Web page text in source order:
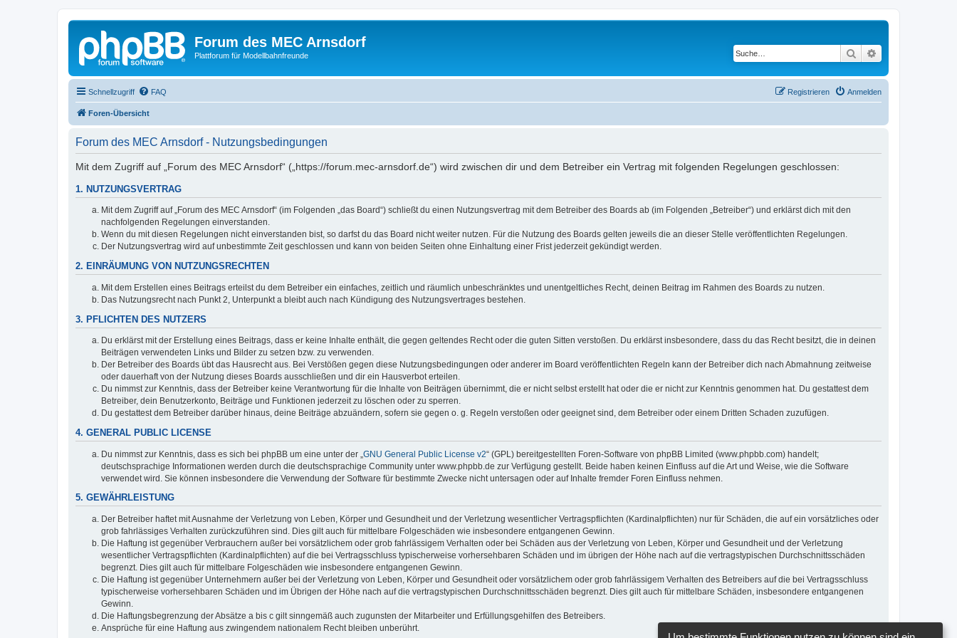
Forum des MEC Arnsdorf
Plattforum für Modellbahnfreunde Suche
Schnellzugriff FAQ Anmelden
Registrieren
Foren-Übersicht
Forum des MEC Arnsdorf - Nutzungsbedingungen
Mit dem Zugriff auf „Forum des MEC Arnsdorf“ („https://forum.mec-arnsdorf.de“) wird zwischen dir und dem Betreiber ein Vertrag mit folgenden Regelungen geschlossen:
1. NUTZUNGSVERTRAG
Mit dem Zugriff auf „Forum des MEC Arnsdorf“ (im Folgenden „das Board“) schließt du einen Nutzungsvertrag mit dem Betreiber des Boards ab (im Folgenden „Betreiber“) und erklärst dich mit den
nachfolgenden Regelungen einverstanden.
Wenn du mit diesen Regelungen nicht einverstanden bist, so darfst du das Board nicht weiter nutzen. Für die Nutzung des Boards gelten jeweils die an dieser Stelle veröffentlichten Regelungen.
Der Nutzungsvertrag wird auf unbestimmte Zeit geschlossen und kann von beiden Seiten ohne Einhaltung einer Frist jederzeit gekündigt werden.
2. EINRÄUMUNG VON NUTZUNGSRECHTEN
Mit dem Erstellen eines Beitrags erteilst du dem Betreiber ein einfaches, zeitlich und räumlich unbeschränktes und unentgeltliches Recht, deinen Beitrag im Rahmen des Boards zu nutzen.
Das Nutzungsrecht nach Punkt 2, Unterpunkt a bleibt auch nach Kündigung des Nutzungsvertrages bestehen.
3. PFLICHTEN DES NUTZERS
Du erklärst mit der Erstellung eines Beitrags, dass er keine Inhalte enthält, die gegen geltendes Recht oder die guten Sitten verstoßen. Du erklärst insbesondere, dass du das Recht besitzt, die in deinen
Beiträgen verwendeten Links und Bilder zu setzen bzw. zu verwenden.
Der Betreiber des Boards übt das Hausrecht aus. Bei Verstößen gegen diese Nutzungsbedingungen oder anderer im Board veröffentlichten Regeln kann der Betreiber dich nach Abmahnung zeitweise
oder dauerhaft von der Nutzung dieses Boards ausschließen und dir ein Hausverbot erteilen.
Du nimmst zur Kenntnis, dass der Betreiber keine Verantwortung für die Inhalte von Beiträgen übernimmt, die er nicht selbst erstellt hat oder die er nicht zur Kenntnis genommen hat. Du gestattest dem
Betreiber, dein Benutzerkonto, Beiträge und Funktionen jederzeit zu löschen oder zu sperren.
Du gestattest dem Betreiber darüber hinaus, deine Beiträge abzuändern, sofern sie gegen o. g. Regeln verstoßen oder geeignet sind, dem Betreiber oder einem Dritten Schaden zuzufügen.
4. GENERAL PUBLIC LICENSE
Du nimmst zur Kenntnis, dass es sich bei phpBB um eine unter der „ GNU General Public License v2“ (GPL) bereitgestellten Foren-Software von phpBB Limited (www.phpbb.com) handelt;
deutschsprachige Informationen werden durch die deutschsprachige Community unter www.phpbb.de zur Verfügung gestellt. Beide haben keinen Einfluss auf die Art und Weise, wie die Software
verwendet wird. Sie können insbesondere die Verwendung der Software für bestimmte Zwecke nicht untersagen oder auf Inhalte fremder Foren Einfluss nehmen.
5. GEWÄHRLEISTUNG
Der Betreiber haftet mit Ausnahme der Verletzung von Leben, Körper und Gesundheit und der Verletzung wesentlicher Vertragspflichten (Kardinalpflichten) nur für Schäden, die auf ein vorsätzliches oder
grob fahrlässiges Verhalten zurückzuführen sind. Dies gilt auch für mittelbare Folgeschäden wie insbesondere entgangenen Gewinn.
Die Haftung ist gegenüber Verbrauchern außer bei vorsätzlichem oder grob fahrlässigem Verhalten oder bei Schäden aus der Verletzung von Leben, Körper und Gesundheit und der Verletzung
wesentlicher Vertragspflichten (Kardinalpflichten) auf die bei Vertragsschluss typischerweise vorhersehbaren Schäden und im übrigen der Höhe nach auf die vertragstypischen Durchschnittsschäden
begrenzt. Dies gilt auch für mittelbare Folgeschäden wie insbesondere entgangenen Gewinn.
Die Haftung ist gegenüber Unternehmern außer bei der Verletzung von Leben, Körper und Gesundheit oder vorsätzlichem oder grob fahrlässigem Verhalten des Betreibers auf die bei Vertragsschluss
typischerweise vorhersehbaren Schäden und im Übrigen der Höhe nach auf die vertragstypischen Durchschnittsschäden begrenzt. Dies gilt auch für mittelbare Schäden, insbesondere entgangenen
Gewinn.
Die Haftungsbegrenzung der Absätze a bis c gilt sinngemäß auch zugunsten der Mitarbeiter und Erfüllungsgehilfen des Betreibers.
Ansprüche für eine Haftung aus zwingendem nationalem Recht bleiben unberührt.